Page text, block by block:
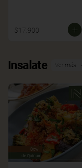
$17.900
Insalate Ver más